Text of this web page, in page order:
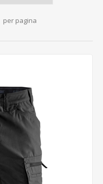
per pagina